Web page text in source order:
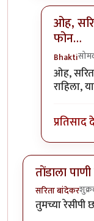
ओह,
फोन…
Bhakti
In reply
ओह,
राहिला,
प्रतिसाद
तोंडाला
सरिता बांदेकर
तुमच्या रेसीपी